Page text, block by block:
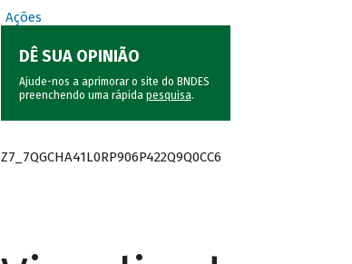
Ações
DÊ SUA OPINIÃO
Ajude-nos a aprimorar o site do BNDES
preenchendo uma rápida pesquisa.
Z7_7QGCHA41L0RP906P422Q9Q0CC6